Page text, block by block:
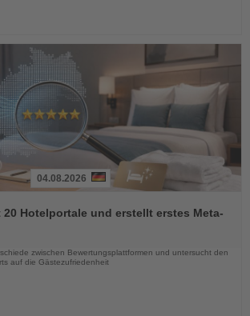
04.08.2026
Hotelportale und erstellt erstes Meta-
zwischen Bewertungsplattformen und untersucht den
auf die Gästezufriedenheit